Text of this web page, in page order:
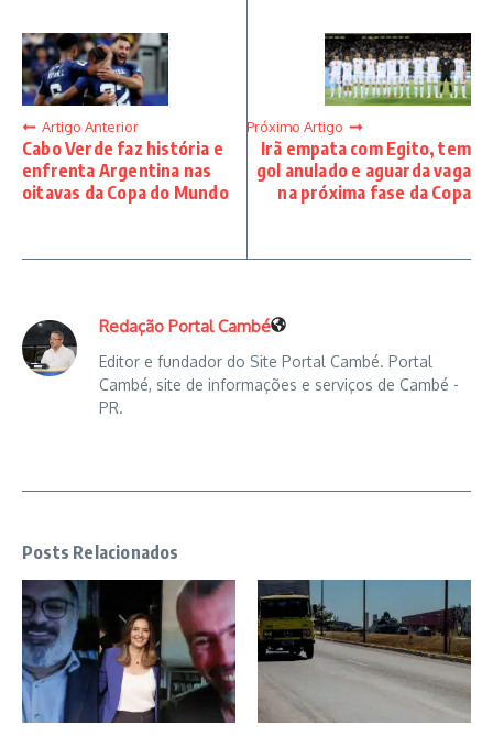
Artigo Anterior
Cabo Verde faz história e
enfrenta Argentina nas
oitavas da Copa do Mundo
Próximo Artigo
Irã empata com Egito, tem
gol anulado e aguarda vaga
na próxima fase da Copa
Redação Portal Cambé
Editor e fundador do Site Portal Cambé. Portal
Cambé, site de informações e serviços de Cambé -
PR.
Posts Relacionados